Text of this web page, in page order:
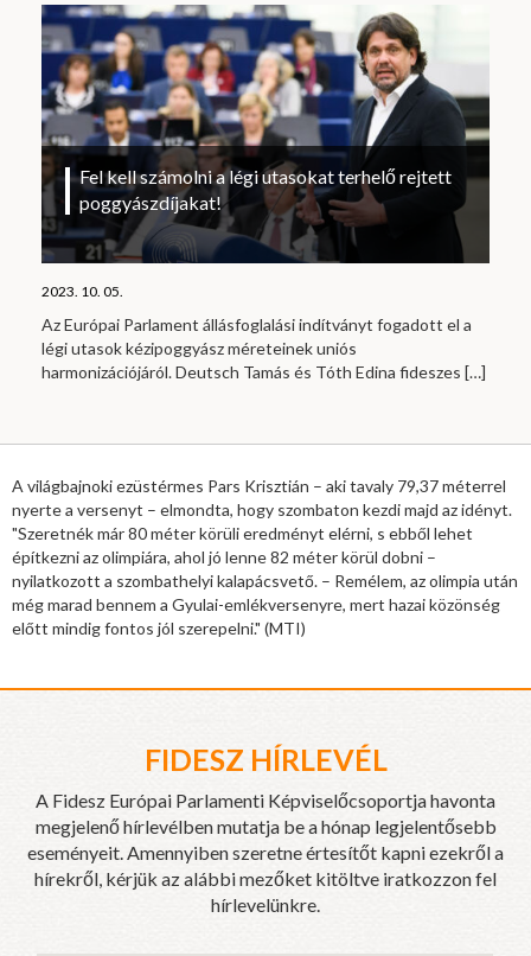
Fel kell számolni a légi utasokat terhelő rejtett
poggyászdíjakat!
2023. 10. 05.
Az Európai Parlament állásfoglalási indítványt fogadott el a
légi utasok kézipoggyász méreteinek uniós
harmonizációjáról. Deutsch Tamás és Tóth Edina fideszes […]
A világbajnoki ezüstérmes Pars Krisztián – aki tavaly 79,37 méterrel
nyertea versenyt – elmondta, hogy szombaton kezdi majd az idényt.
"Szeretnék már 80 méter körüli eredményt elérni, s ebből lehet
építkezni azolimpiára, ahol jó lenne 82 méter körül dobni –
nyilatkozott a szombathelyikalapácsvető. – Remélem, az olimpia után
még marad bennem a Gyulai-emlékversenyre, mert hazai közönség
előtt mindig fontos jól szerepelni." (MTI)
FIDESZ HÍRLEVÉL
A Fidesz Európai Parlamenti Képviselőcsoportja havonta
megjelenő hírlevélben mutatja be a hónap legjelentősebb
eseményeit. Amennyiben szeretne értesítőt kapni ezekről a
hírekről, kérjük az alábbi mezőket kitöltve iratkozzon fel
hírlevelünkre.